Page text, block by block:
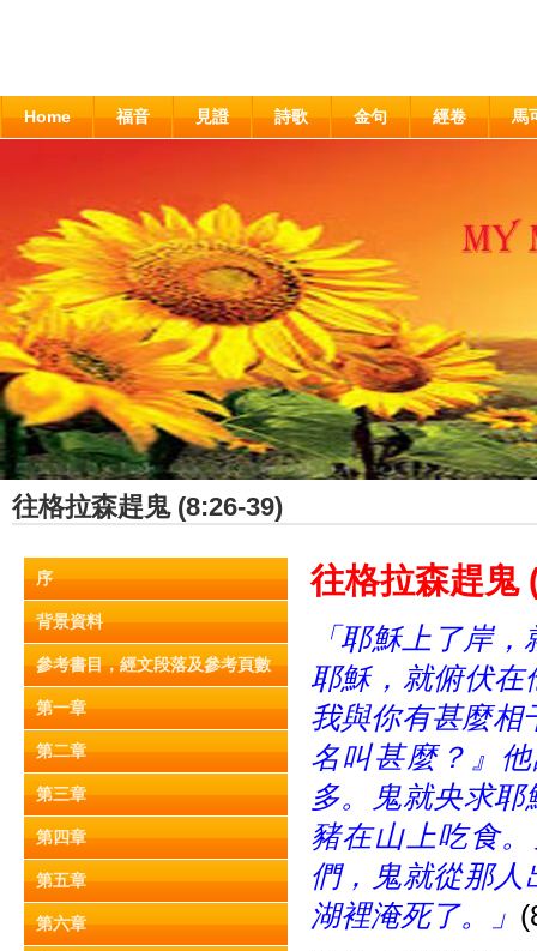
Home 福音 見證 詩歌 金句 經卷 馬
往格拉森趕鬼 (8:26-39)
序
背景資料
參考書目，經文段落及參考頁數
第一章
第二章
第三章
第四章
第五章
第六章
往格拉森趕鬼
「耶穌上了岸
耶穌，就俯伏在
我與你有甚麼
名叫甚麼？』
多。鬼就央求
豬在山上吃食
們，鬼就從那
湖裡淹死了。」